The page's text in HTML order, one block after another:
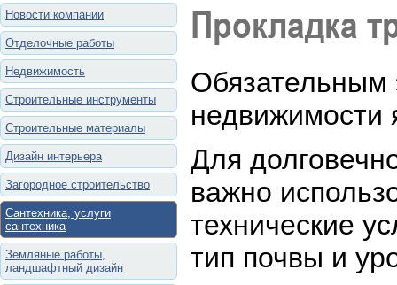
Новости компании
Отделочные работы
Недвижимость
Строительные инструменты
Строительные материалы
Дизайн интерьера
Загородное строительство
Сантехника, услуги
сантехника
Земляные работы,
ландшафтный дизайн
Прокладка
Обязательным
недвижимости
Для
важно
технические
тип почвы и